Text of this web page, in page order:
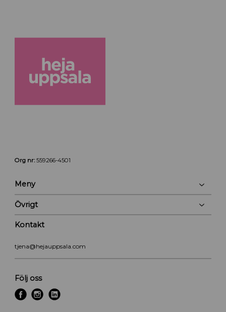
Org nr:559266-4501
Meny
Övrigt
Kontakt
tjena@hejauppsala.com
Följ oss
f
i
l